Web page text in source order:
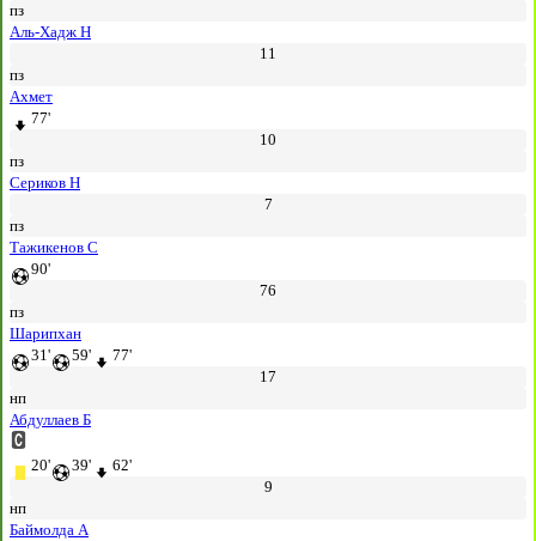
пз
Аль-Хадж Н
11
пз
Ахмет
77'
10
пз
Сериков Н
7
пз
Тажикенов С
90'
76
пз
Шарипхан
31'
59'
77'
17
нп
Абдуллаев Б
20' 39'
62'
9
нп
Баймолда А